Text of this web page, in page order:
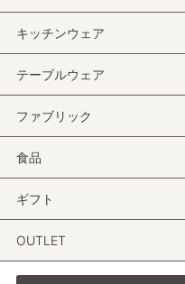
キッチンウェア
食品
ギフト
テーブルウェア
ファブリック
OUTLET